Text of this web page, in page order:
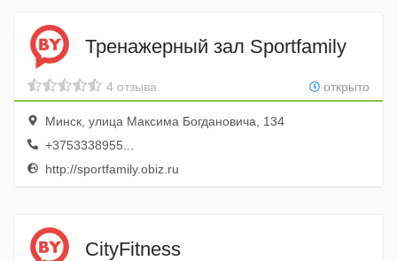
Тренажерный зал Sportfamily
открыто
4 отзыва
Минск, улица Максима Богдановича, 134
+3753338955...
http://sportfamily.obiz.ru
CityFitness